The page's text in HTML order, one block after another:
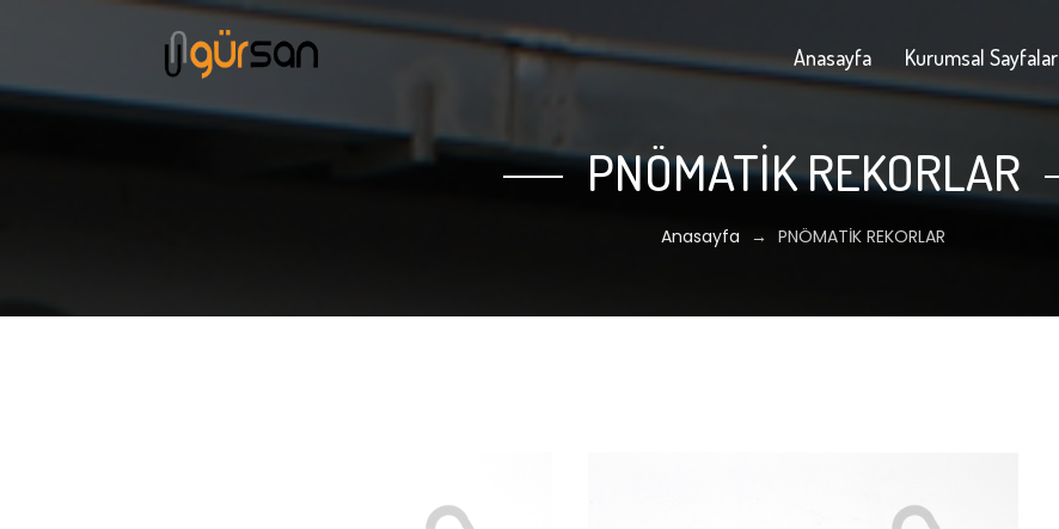
Anasayfa Kurumsal Sayfalar
PNÖMATİK REKORLAR
Anasayfa → PNÖMATİK REKORLAR